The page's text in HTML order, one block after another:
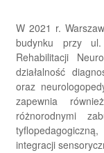
W 2021 r.
budynku przy
Rehabilitacji
działalność
oraz
zapewnia
różnorodnymi
integracji